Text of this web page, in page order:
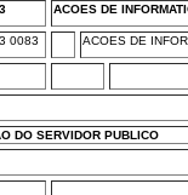
ACOES DE
0083 ACOES DE
DO SERVIDOR PUBLICO